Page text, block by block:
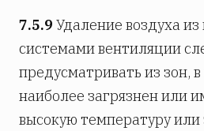
7.5.9 Удаление воздуха
системами вентиляции
предусматривать из зон,
наиболее загрязнен или
высокую температуру